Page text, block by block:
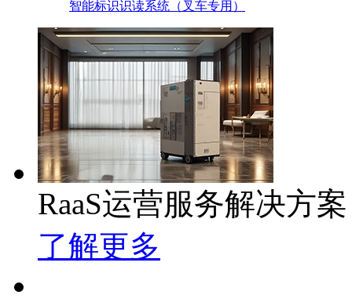
智能标识识读系统（叉车专用）
RaaS运营服务解决方案
了解更多